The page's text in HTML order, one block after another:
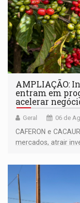
AMPLIAÇÃO:
entram em
acelerar
Geral 06 de
CAFERON e
mercados, atrair